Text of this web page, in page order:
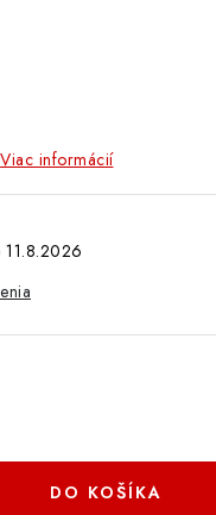
Viac informácií
11.8.2026
DO KOŠÍKA